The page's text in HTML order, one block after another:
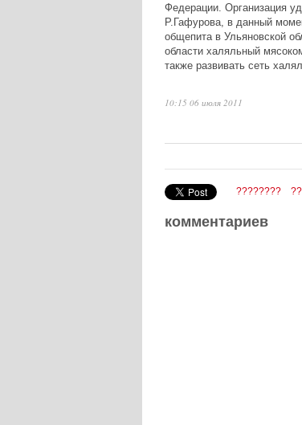
Федерации. Организация
Р.Гафурова, в данный
общепита в Ульяновской
области халяльный
также развивать сеть
10:15 06 июля 2011
????????
комментариев